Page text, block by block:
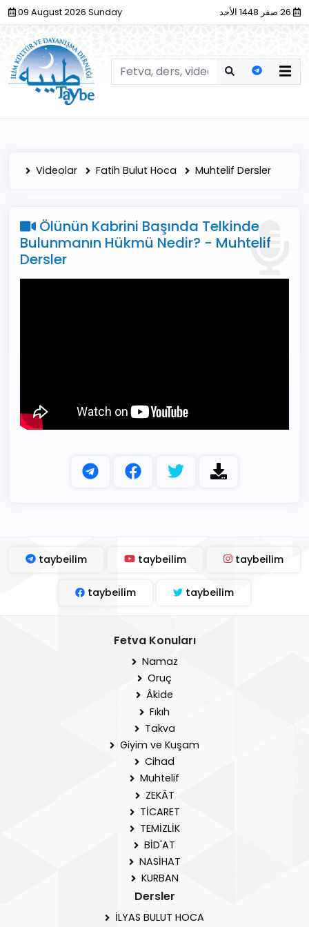
09 August 2026 Sunday
Videolar Fatih Bulut Hoca Muhtelif Dersler
Ölünün Kabrini Başında Telkinde
Bulunmanın Hükmü Nedir? - Muhtelif
Dersler
taybeilim taybeilim taybeilim
taybeilim taybeilim
Fetva Konuları
Namaz
Oruç
Âkide
Fıkıh
Takva
Giyim ve Kuşam
Cihad
Muhtelif
ZEKÂT
TİCARET
TEMİZLİK
BİD'AT
NASİHAT
KURBAN
Dersler
İLYAS BULUT HOCA